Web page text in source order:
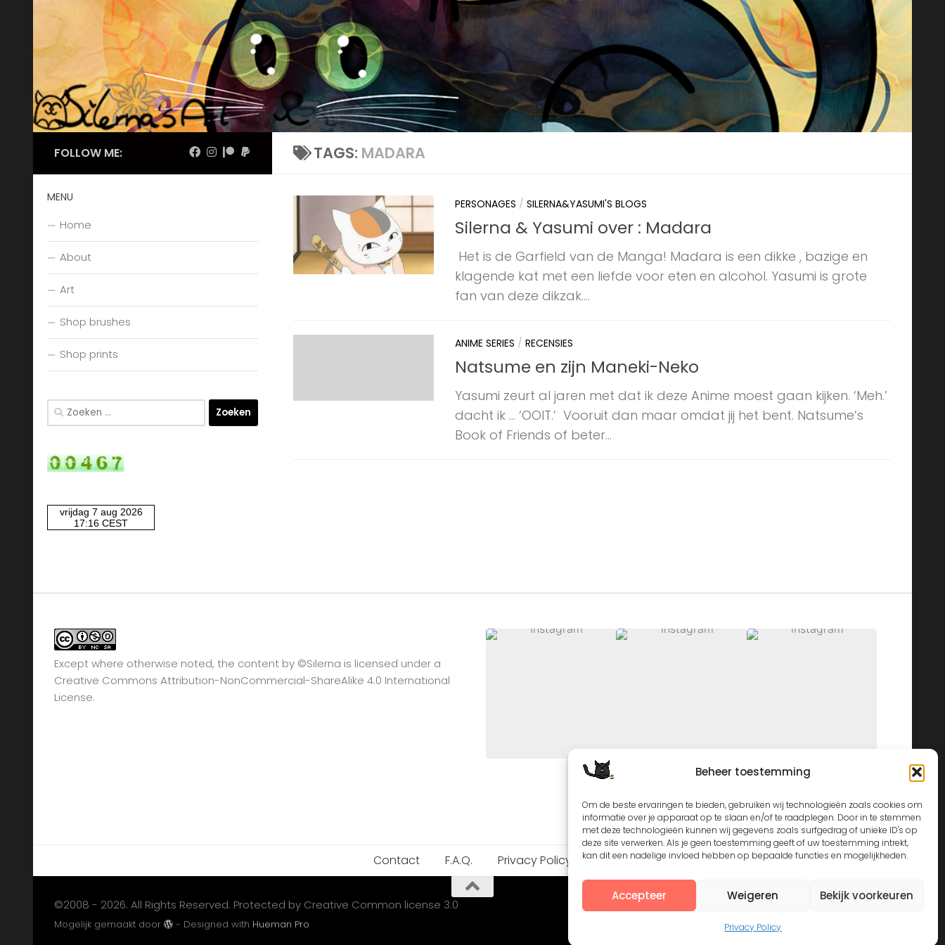
Beheer toestemming
Om de beste ervaringen te bieden, gebruiken wij technologieën zoals cookies om
informatie over je apparaat op te slaan en/of te raadplegen. Door in te stemmen
met deze technologieën kunnen wij gegevens zoals surfgedrag of unieke ID's op
deze site verwerken. Als je geen toestemming geeft of uw toestemming intrekt,
kan dit een nadelige invloed hebben op bepaalde functies en mogelijkheden.
Accepteer Weigeren Bekijk voorkeuren
Privacy Policy
Skip to content
TAGS: MADARA
PERSONAGES / SILERNA&YASUMI'S BLOGS
Silerna & Yasumi over : Madara
Het is de Garfield van de Manga! Madara is een dikke , bazige en
klagende kat met een liefde voor eten en alcohol. Yasumi is grote
fan van deze dikzak....
ANIME SERIES / RECENSIES
Natsume en zijn Maneki-Neko
Yasumi zeurt al jaren met dat ik deze Anime moest gaan kijken. ‘Meh.’
dacht ik … ‘OOIT.’ Vooruit dan maar omdat jij het bent. Natsume’s
Book of Friends of beter...
FOLLOW ME:
MENU
Home
About
Art
Shop brushes
Shop prints
Zoeken
naar:
Except where otherwise noted, the content by ©Silerna is licensed under a
Creative Commons Attribution-NonCommercial-ShareAlike 4.0 International
License.
Contact F.A.Q. Privacy Policy
©2008 - 2026. All Rights Reserved. Protected by Creative Common license 3.0
Mogelijk gemaakt door - Designed with Hueman Pro